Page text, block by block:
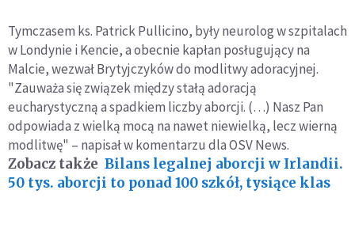
Tymczasem ks. Patrick Pullicino, były neurolog w szpitalach
w Londynie i Kencie, a obecnie kapłan posługujący na
Malcie, wezwał Brytyjczyków do modlitwy adoracyjnej.
"Zauważa się związek między stałą adoracją
eucharystyczną a spadkiem liczby aborcji. (…) Nasz Pan
odpowiada z wielką mocą na nawet niewielką, lecz wierną
modlitwę" – napisał w komentarzu dla OSV News.
Zobacz także Bilans legalnej aborcji w Irlandii.
50 tys. aborcji to ponad 100 szkół, tysiące klas